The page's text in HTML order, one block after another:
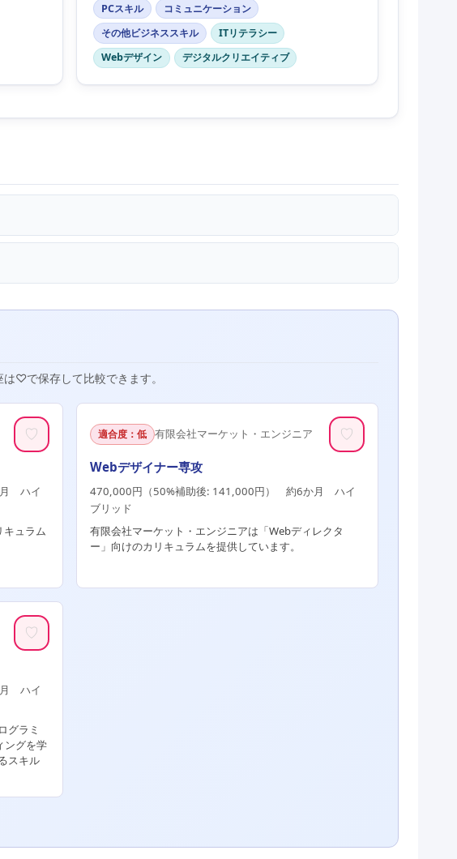
PCスキル
コミュニケーション
その他ビジネススキル
ITリテラシー
Webデザイン
デジタルクリエイティブ
♡で保存して比較できます。
♡
ハイ
キュラム
適合度：低 有限会社マーケット・エンジニア ♡
Webデザイナー専攻
470,000円（50%補助後: 141,000円） 約6か月 ハイ
ブリッド
有限会社マーケット・エンジニアは「Webディレクタ
ー」向けのカリキュラムを提供しています。
♡
ハイ
グラミ
ングを学
スキル